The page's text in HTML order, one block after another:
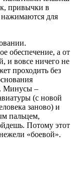
привычки в
для
обеспечение, а от
и вовсе ничего не
проходить без
Минусы –
(с новой
заново) и
пальцем,
Потому этот
«боевой».